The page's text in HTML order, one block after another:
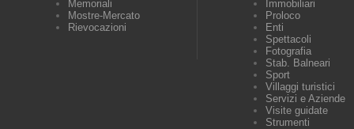
Memoriali
Mostre-Mercato
Rievocazioni
Immobiliari
Proloco
Enti
Spettacoli
Fotografia
Stab. Balneari
Sport
Villaggi turistici
Servizi e Aziende
Visite guidate
Strumenti